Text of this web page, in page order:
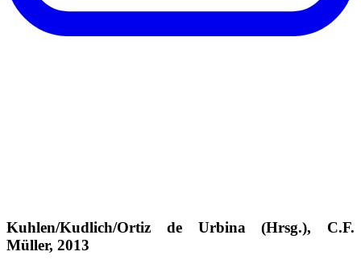
Kuhlen/Kudlich/Ortiz de Urbina (Hrsg.), C.F.
Müller, 2013